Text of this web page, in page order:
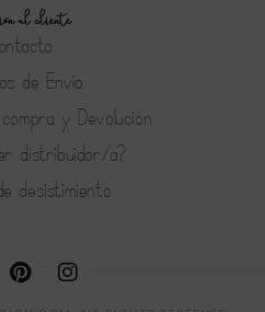
al cliente
de Envío
y Devolución
distribuidor/a?
desistimiento